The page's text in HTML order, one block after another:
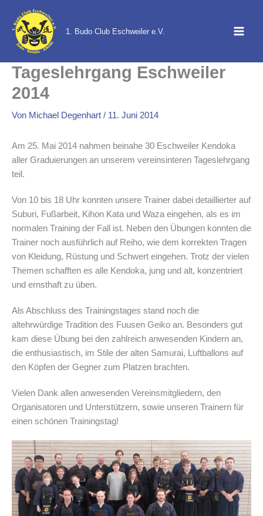
Inhalt
springen
1. Budo Club Eschweiler e.V.
Tageslehrgang Eschweiler
2014
Von Michael Degenhart / 11. Juni 2014
Am 25. Mai 2014 nahmen beinahe 30 Eschweiler Kendoka
aller Graduierungen an unserem vereinsinteren Tageslehrgang
teil.
Von 10 bis 18 Uhr konnten unsere Trainer dabei detaillierter auf
Suburi, Fußarbeit, Kihon Kata und Waza eingehen, als es im
normalen Training der Fall ist. Neben den Übungen konnten die
Trainer noch ausführlich auf Reiho, wie dem korrekten Tragen
von Kleidung, Rüstung und Schwert eingehen. Trotz der vielen
Themen schafften es alle Kendoka, jung und alt, konzentriert
und ernsthaft zu üben.
Als Abschluss des Trainingstages stand noch die
altehrwürdige Tradition des Fuusen Geiko an. Besonders gut
kam diese Übung bei den zahlreich anwesenden Kindern an,
die enthusiastisch, im Stile der alten Samurai, Luftballons auf
den Köpfen der Gegner zum Platzen brachten.
Vielen Dank allen anwesenden Vereinsmitgliedern, den
Organisatoren und Unterstützern, sowie unseren Trainern für
einen schönen Trainingstag!